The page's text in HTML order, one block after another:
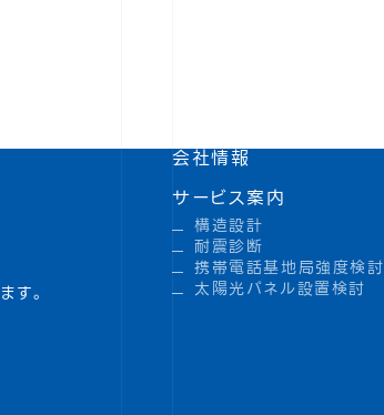
す。
会社情報
サービス案内
構造設計
耐震診断
携帯電話基地局強度検討
太陽光パネル設置検討